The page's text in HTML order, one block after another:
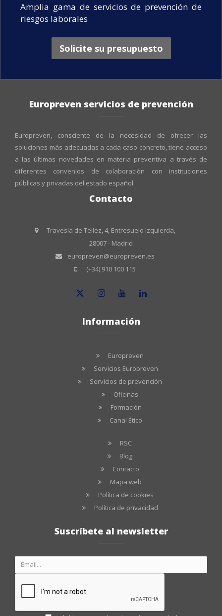
Amplia gama de servicios de prevención de
riesgos laborales
Solicite su presupuesto
Europreven servicios de prevención
Europreven, consciente de la necesidad de ofrecer las
soluciones más adecuadas a cada caso concreto, tiene acceso
a las últimas novedades en materia preventiva a través de
diferentes convenios de colaboración con instituciones
públicas y privadas del estado español.
Contacto
Travesía de Tellez, 4, Entresuelo Izquierda,
28007 - Madrid
europreven@europreven.es
(+34) 910 100 115
Información
Europreven
Servicios Europreven
Servicios de prevención
Oficinas
Formación
Canal Ético
RSC
Blog
Contacto
Mapa web
Política de cookies
Política de privacidad
Suscríbete al newsletter